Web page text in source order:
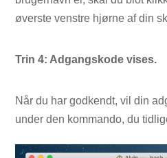
øverste venstre hjørne af din
Trin 4: Adgangskode vises.
Når du har godkendt, vil din
under den kommando, du